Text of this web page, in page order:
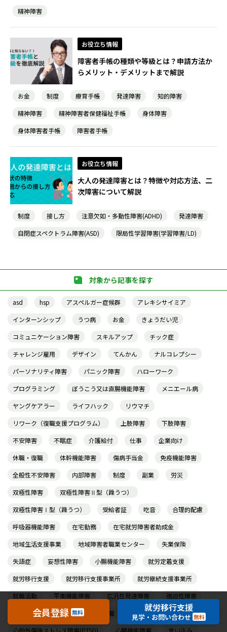
精神障害
お役立ち情報
障害者手帳の種類や等級とは？申請方法か
らメリット・デメリットまで解説
お金 制度 療育手帳 発達障害
知的障害
精神障害
精神障害者保健福祉手帳
身体障害
身体障害者手帳
障害者手帳
お役立ち情報
大人の発達障害とは？特徴や対応方法、二
次障害について解説
制度 接し方 注意欠如・多動性障害(ADHD)
発達障害
自閉症スペクトラム障害(ASD)
限局性学習障害(学習障害/LD)
対象から記事を探す
asd hsp アスペルガー症候群
アレキシサイミア
インターンシップ
うつ病 お金
きょうだい児
コミュニケーション障害
スキルアップ
チック症
チャレンジ雇用
デザイン てんかん
ナルコレプシー
パーソナリティ障害
パニック障害
ハローワーク
プログラミング
ぼうこう又は直腸機能障害
メニエール病
ヤングケアラー
ライフハック
リウマチ
リワーク（復職支援プログラム）
上肢障害
下肢障害
不安障害
不眠症 介護給付 仕事
企業向け
休職・復職
体幹機能障害 傷病手当金
免疫機能障害
全般性不安障害
内部障害 制度 副業
労災
双極性障害
双極性障害Ⅱ型（躁うつ）
双極性障害Ⅰ型（躁うつ）
受給者証 吃音
合理的配慮
呼吸器機能障害
在宅勤務
在宅就労障害者助成金
地域生活支援事業
地域障害者職業センター
失業保険
失語症
妄想性障害 小腸機能障害
就労定着支援
就労移行支援
就労移行支援事業所
就労継続支援事業所
就職活動
平衡機能障害 広汎性発達障害
強迫性障害
強迫性障害（強迫神経症）
復職
心的外傷後ストレス障害(PTSD)
心臓機能障害 思い込み
会員登録 無料 就労移行支援
見学・お問い合わせ 無料